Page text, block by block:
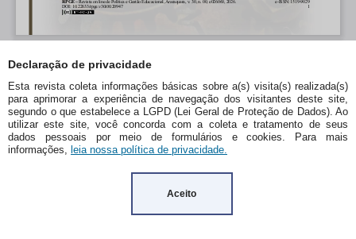
Declaração de privacidade
Esta revista coleta informações básicas sobre a(s) visita(s) realizada(s)
para aprimorar a experiência de navegação dos visitantes deste site,
segundo o que estabelece a LGPD (Lei Geral de Proteção de Dados). Ao
utilizar este site, você concorda com a coleta e tratamento de seus
dados pessoais por meio de formulários e cookies. Para mais
informações, leia nossa política de privacidade.
Aceito